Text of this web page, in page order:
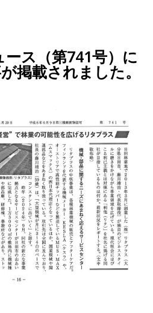
ス（第741号）に
掲載されました。